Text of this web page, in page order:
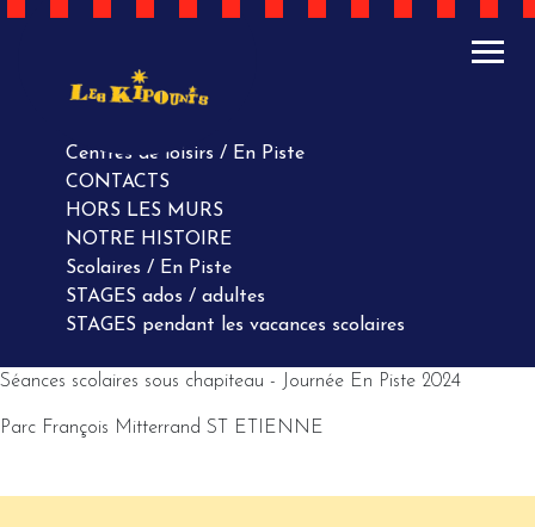
ACTUALITÉS
AGENDA
Centres de loisirs / En Piste
CONTACTS
HORS LES MURS
NOTRE HISTOIRE
Scolaires / En Piste
STAGES ados / adultes
STAGES pendant les vacances scolaires
Séances scolaires sous chapiteau - Journée En Piste 2024
Parc François Mitterrand ST ETIENNE